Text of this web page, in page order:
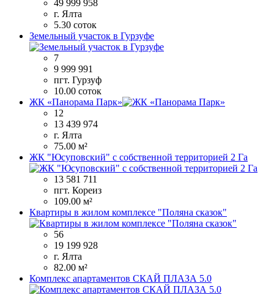
49 999 958
г. Ялта
5.30 соток
Земельный участок в Гурзуфе
7
9 999 991
пгт. Гурзуф
10.00 соток
ЖК «Панорама Парк»
12
13 439 974
г. Ялта
75.00 м²
ЖК "Юсуповский" с собственной территорией 2 Га
13 581 711
пгт. Кореиз
109.00 м²
Квартиры в жилом комплексе "Поляна сказок"
56
19 199 928
г. Ялта
82.00 м²
Комплекс апартаментов СКАЙ ПЛАЗА 5.0